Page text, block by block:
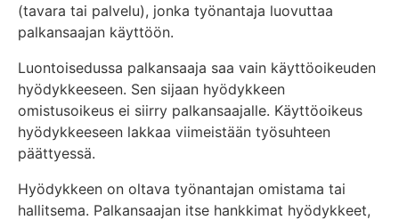
(tavara tai palvelu), jonka työnantaja luovuttaa
palkansaajan käyttöön.
Luontoisedussa palkansaaja saa vain käyttöoikeuden
hyödykkeeseen. Sen sijaan hyödykkeen
omistusoikeus ei siirry palkansaajalle. Käyttöoikeus
hyödykkeeseen lakkaa viimeistään työsuhteen
päättyessä.
Hyödykkeen on oltava työnantajan omistama tai
hallitsema. Palkansaajan itse hankkimat hyödykkeet,